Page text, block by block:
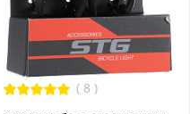
(8 )